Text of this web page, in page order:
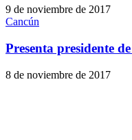
9 de noviembre de 2017
Cancún
Presenta presidente
8 de noviembre de 2017